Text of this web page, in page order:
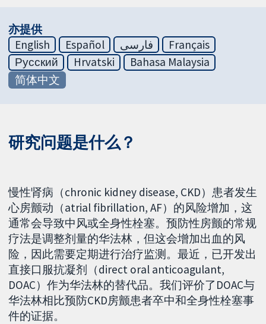
亦提供
English
Español فارسی
Français
Русский
Hrvatski
Bahasa Malaysia
简体中文
研究问题是什么？
慢性肾病（chronic kidney disease, CKD）患者发生
心房颤动（atrial fibrillation, AF）的风险增加，这
通常会导致中风或全身性栓塞。预防性房颤的常规
疗法是调整剂量的华法林，但这会增加出血的风
险，因此需要定期进行治疗监测。最近，已开发出
直接口服抗凝剂（direct oral anticoagulant,
DOAC）作为华法林的替代品。我们评价了DOAC与
华法林相比预防CKD房颤患者卒中和全身性栓塞事
件的证据。